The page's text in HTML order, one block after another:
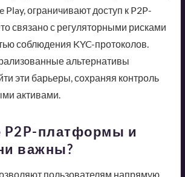
Play, ограничивают доступ к P2P-
связано с регуляторными рисками
соблюдения KYC-протоколов.
альтернативы
эти барьеры, сохраняя контроль
активами.
P2P-платформы и
важны?
пользователям напрямую